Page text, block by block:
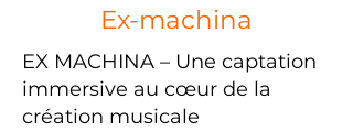
Ex-machina
EX MACHINA – Une captation
immersive au cœur de la
création musicale